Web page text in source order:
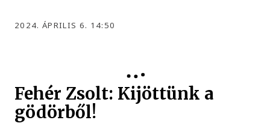
2024. ÁPRILIS 6. 14:50
Fehér Zsolt: Kijöttünk a
gödörből!